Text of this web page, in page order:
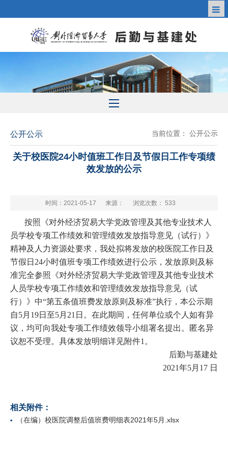
公开公示 当前位置： 公开公示
关于校医院24小时值班工作日及节假日工作专项绩
效发放的公示
时间：2021-05-17 来源： 浏览次数： 533
按照《对外经济贸易大学党政管理及其他专业技术人
员学校专项工作绩效和管理绩效发放指导意见（试行）》
精神及人力资源处要求，我处拟将发放的校医院工作日及
节假日24小时值班专项工作绩效进行公示，发放原则及标
准完全参照《对外经济贸易大学党政管理及其他专业技术
人员学校专项工作绩效和管理绩效发放指导意见（试
行）》中“第五条值班费发放原则及标准”执行，本公示期
自5月19日至5月21日。在此期间，任何单位或个人如有异
议，均可向我处专项工作绩效领导小组署名提出。匿名异
议恕不受理。具体发放明细详见附件1。
后勤与基建处
2021年5月17 日
相关附件：
（在编）校医院调整后值班费明细表2021年5月.xlsx